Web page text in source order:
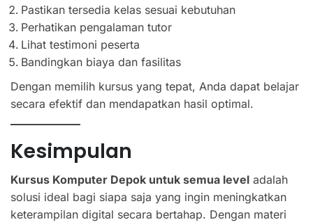
Pastikan tersedia kelas sesuai kebutuhan
Perhatikan pengalaman tutor
Lihat testimoni peserta
Bandingkan biaya dan fasilitas
Dengan memilih kursus yang tepat, Anda dapat belajar
secara efektif dan mendapatkan hasil optimal.
Kesimpulan
Kursus Komputer Depok untuk semua level adalah
solusi ideal bagi siapa saja yang ingin meningkatkan
keterampilan digital secara bertahap. Dengan materi